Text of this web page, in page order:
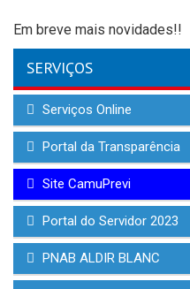
Em breve mais novidades!!
SERVIÇOS
Serviços Online
Portal da Transparência
Site CamuPrevi
Portal do Servidor 2023
PNAB ALDIR BLANC